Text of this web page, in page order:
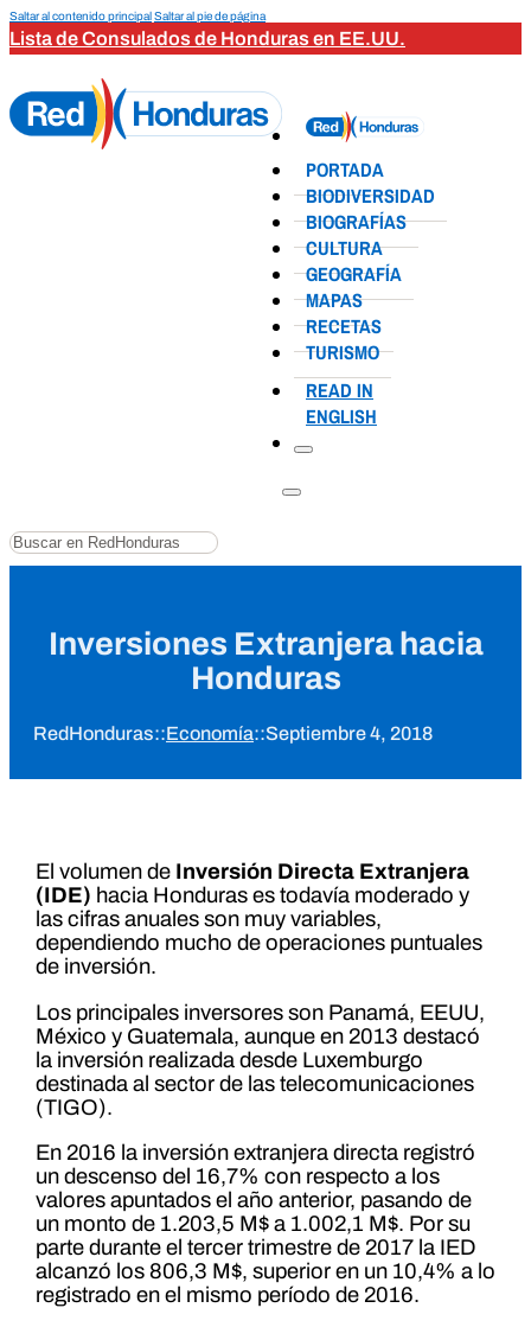
Saltar al contenido principalSaltar al pie de página
Lista de Consulados de Honduras en EE.UU.
PORTADA
BIODIVERSIDAD
BIOGRAFÍAS
CULTURA
GEOGRAFÍA
MAPAS
RECETAS
TURISMO
READ IN
ENGLISH
Buscar
Inversiones Extranjera hacia
Honduras
RedHonduras::Economía::Septiembre 4, 2018
El volumen de Inversión Directa Extranjera
(IDE) hacia Honduras es todavía moderado y
las cifras anuales son muy variables,
dependiendo mucho de operaciones puntuales
de inversión.
Los principales inversores son Panamá, EEUU,
México y Guatemala, aunque en 2013 destacó
la inversión realizada desde Luxemburgo
destinada al sector de las telecomunicaciones
(TIGO).
En 2016 la inversión extranjera directa registró
un descenso del 16,7% con respecto a los
valores apuntados el año anterior, pasando de
un monto de 1.203,5 M$ a 1.002,1 M$. Por su
parte durante el tercer trimestre de 2017 la IED
alcanzó los 806,3 M$, superior en un 10,4% a lo
registrado en el mismo período de 2016.